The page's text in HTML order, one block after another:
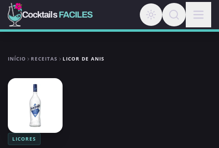
CocktailsFACILES
INÍCIO RECEITAS LICOR DE ANIS
LICORES